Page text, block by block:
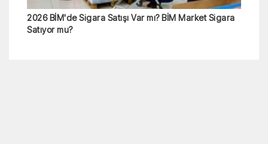
2026 BİM'de Sigara Satışı Var mı? BİM Market Sigara
Satıyor mu?